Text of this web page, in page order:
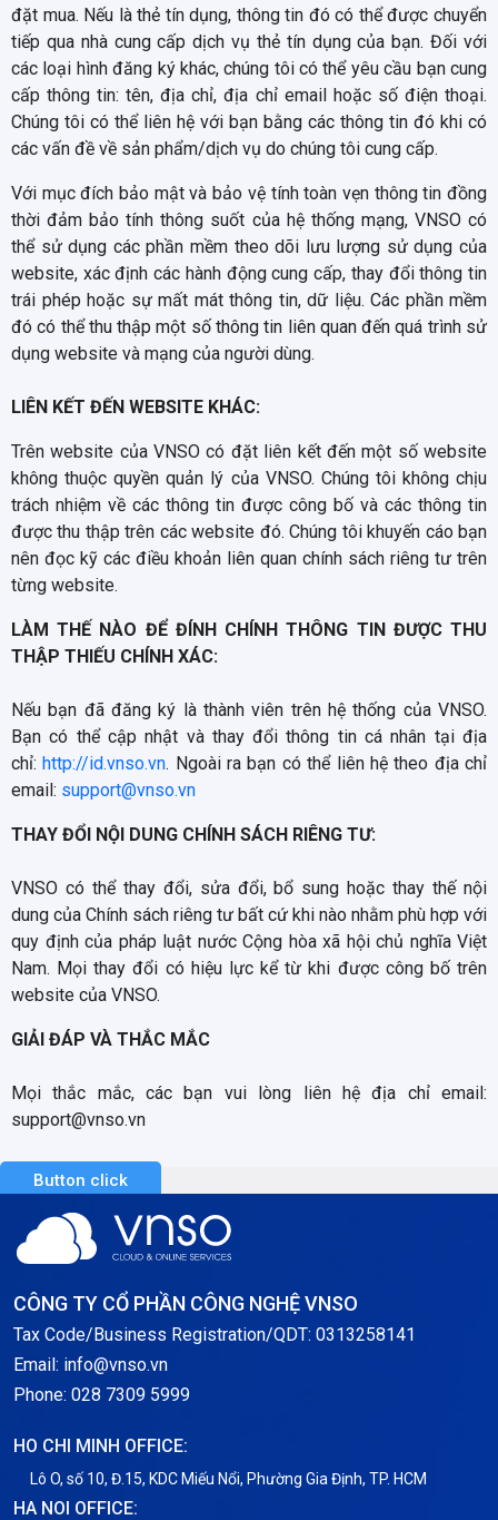
đặt mua. Nếu là thẻ tín dụng, thông tin đó có thể được chuyển
tiếp qua nhà cung cấp dịch vụ thẻ tín dụng của bạn. Đối với
các loại hình đăng ký khác, chúng tôi có thể yêu cầu bạn cung
cấp thông tin: tên, địa chỉ, địa chỉ email hoặc số điện thoại.
Chúng tôi có thể liên hệ với bạn bằng các thông tin đó khi có
các vấn đề về sản phẩm/dịch vụ do chúng tôi cung cấp.
Với mục đích bảo mật và bảo vệ tính toàn vẹn thông tin đồng
thời đảm bảo tính thông suốt của hệ thống mạng, VNSO có
thể sử dụng các phần mềm theo dõi lưu lượng sử dụng của
website, xác định các hành động cung cấp, thay đổi thông tin
trái phép hoặc sự mất mát thông tin, dữ liệu. Các phần mềm
đó có thể thu thập một số thông tin liên quan đến quá trình sử
dụng website và mạng của người dùng.
LIÊN KẾT ĐẾN WEBSITE KHÁC:
Trên website của VNSO có đặt liên kết đến một số website
không thuộc quyền quản lý của VNSO. Chúng tôi không chịu
trách nhiệm về các thông tin được công bố và các thông tin
được thu thập trên các website đó. Chúng tôi khuyến cáo bạn
nên đọc kỹ các điều khoản liên quan chính sách riêng tư trên
từng website.
LÀM THẾ NÀO ĐỂ ĐÍNH CHÍNH THÔNG TIN ĐƯỢC THU
THẬP THIẾU CHÍNH XÁC:
Nếu bạn đã đăng ký là thành viên trên hệ thống của VNSO.
Bạn có thể cập nhật và thay đổi thông tin cá nhân tại địa
chỉ:http://id.vnso.vn. Ngoài ra bạn có thể liên hệ theo địa chỉ
email: support@vnso.vn
THAY ĐỔI NỘI DUNG CHÍNH SÁCH RIÊNG TƯ:
VNSO có thể thay đổi, sửa đổi, bổ sung hoặc thay thế nội
dung của Chính sách riêng tư bất cứ khi nào nhằm phù hợp với
quy định của pháp luật nước Cộng hòa xã hội chủ nghĩa Việt
Nam. Mọi thay đổi có hiệu lực kể từ khi được công bố trên
website của VNSO.
GIẢI ĐÁP VÀ THẮC MẮC
Mọi thắc mắc, các bạn vui lòng liên hệ địa chỉ email:
support@vnso.vn
Button click
CÔNG TY CỔ PHẦN CÔNG NGHỆ VNSO
Tax Code/Business Registration/QDT: 0313258141
Email: info@vnso.vn
Phone: 028 7309 5999
HO CHI MINH OFFICE:
Lô O, số 10, Đ.15, KDC Miếu Nổi, Phường Gia Định, TP. HCM
HA NOI OFFICE: